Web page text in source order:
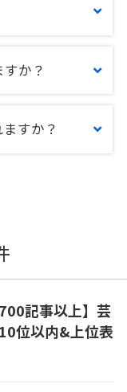
か？
すか？
記事以上】芸
位以内&上位表